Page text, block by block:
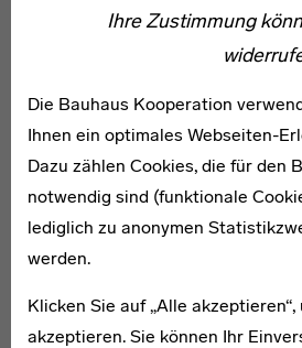
Ihre Zustimmung
Die Bauhaus Kooperation
Ihnen ein optimales Webseiten-
Dazu zählen Cookies, die für den
notwendig sind (funktionale
lediglich zu anonymen
werden.
Klicken Sie auf „Alle
akzeptieren. Sie können Ihr